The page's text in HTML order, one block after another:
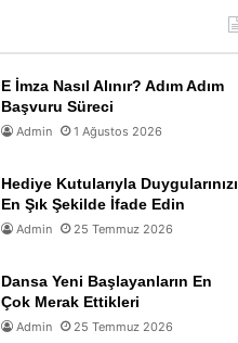
E İmza Nasıl Alınır? Adım Adım
Başvuru Süreci
Admin 1 Ağustos 2026
Hediye Kutularıyla Duygularınızı
En Şık Şekilde İfade Edin
Admin 25 Temmuz 2026
Dansa Yeni Başlayanların En
Çok Merak Ettikleri
Admin 25 Temmuz 2026